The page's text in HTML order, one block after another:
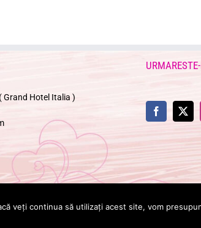
Grand Hotel Italia )
veți continua să utilizați acest site, vom